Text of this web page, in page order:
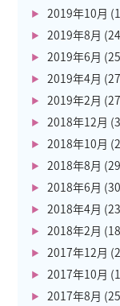
2019年10月
2019年8月
2019年6月
2019年4月
2019年2月
2018年12月
2018年10月
2018年8月
2018年6月
2018年4月
2018年2月
2017年12月
2017年10月
2017年8月